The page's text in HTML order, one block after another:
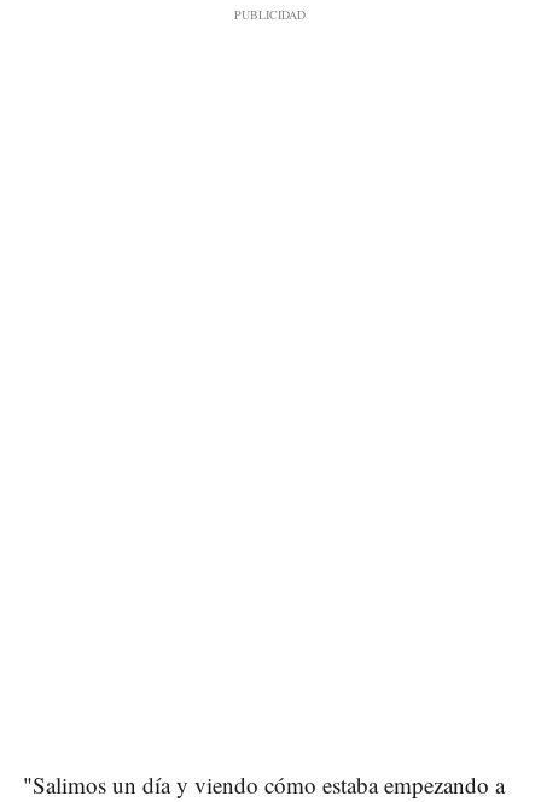
"Salimos un día y viendo cómo estaba empezando a